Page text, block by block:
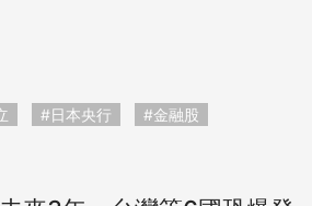
#日本央行 #金融股